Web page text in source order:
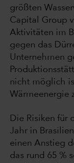
größten
Capital Group
Aktivitäten im
gegen das
Unternehmen
nicht möglich
Wärmeenergie
Die Risiken für
Jahr in
einen Anstieg
das rund 65 %